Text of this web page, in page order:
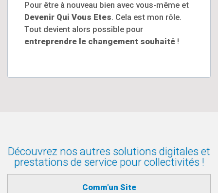
Pour être à nouveau bien avec vous-même et
Devenir Qui Vous Etes. Cela est mon rôle.
Tout devient alors possible pour
entreprendre le changement souhaité !
Découvrez nos autres solutions digitales et
prestations de service pour collectivités !
Comm'un Site